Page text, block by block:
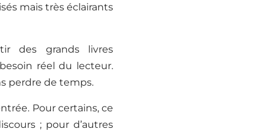
mais très éclairants
des grands livres
réel du lecteur.
perdre de temps.
Pour certains, ce
; pour d’autres